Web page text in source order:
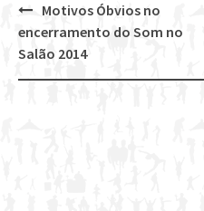
Post
navigation
Motivos Óbvios no
encerramento do Som no
Salão 2014